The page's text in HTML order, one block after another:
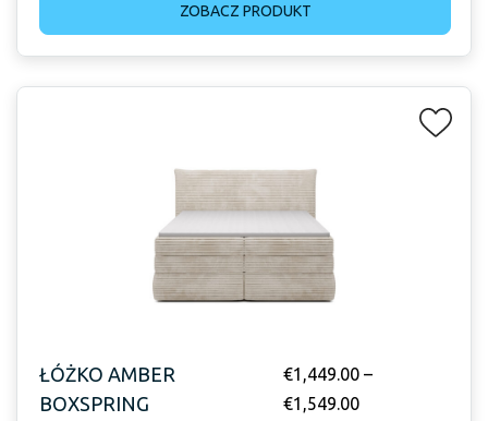
ZOBACZ PRODUKT
ŁÓŻKO AMBER
BOXSPRING
€1,449.00 –
€1,549.00